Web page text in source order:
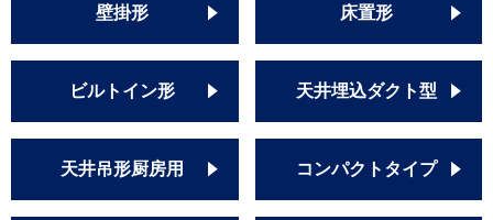
壁掛形 床置形
ビルトイン形 天井埋込ダクト型
天井吊形厨房用 コンパクトタイプ